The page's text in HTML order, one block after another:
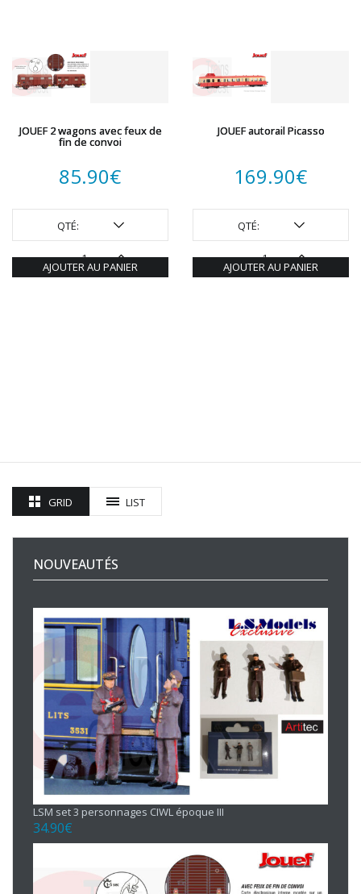
JOUEF 2 wagons avec feux de
fin de convoi
85.90€
QTÉ:
AJOUTER AU PANIER
JOUEF autorail Picasso
169.90€
QTÉ:
AJOUTER AU PANIER
GRID LIST
NOUVEAUTÉS
LSM set 3 personnages CIWL époque III
34.90€